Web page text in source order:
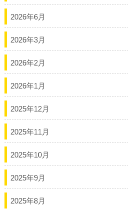
2026年6月
2026年3月
2026年2月
2026年1月
2025年12月
2025年11月
2025年10月
2025年9月
2025年8月